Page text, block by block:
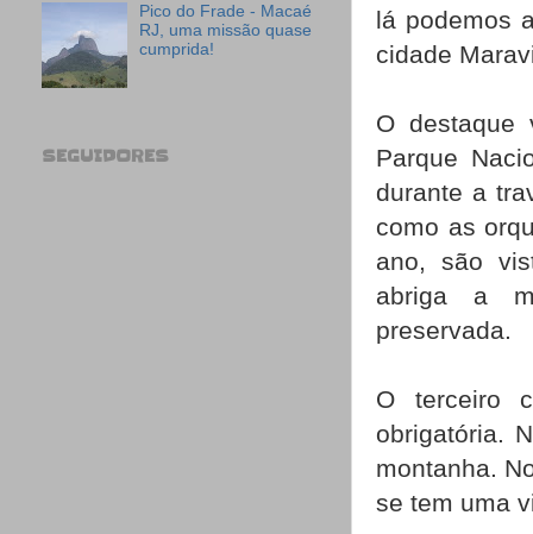
lá podemos
cidade
O destaque
Parque
durante a
como as
ano, são
abriga a
preservada.
O terceiro
obrigatória.
montanha.
se tem uma
Pico do Frade - Macaé
RJ, uma missão quase
cumprida!
SEGUIDORES